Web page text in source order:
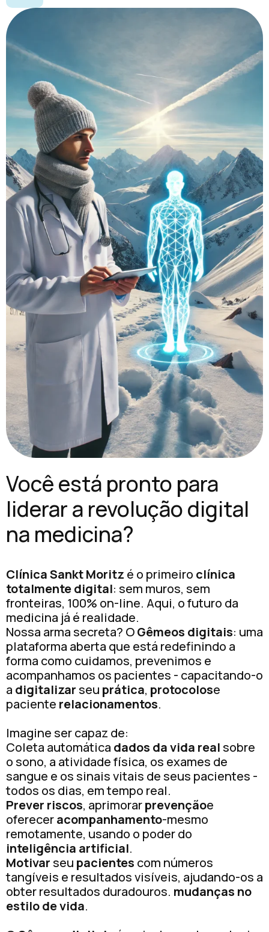
Você está pronto para
liderar a revolução digital
na medicina?
Clínica Sankt Moritz é o primeiro clínica
totalmente digital: sem muros, sem
fronteiras, 100% on-line. Aqui, o futuro da
medicina já é realidade.
Nossa arma secreta? OGêmeos digitais: uma
plataforma aberta que está redefinindo a
forma como cuidamos, prevenimos e
acompanhamos os pacientes - capacitando-o
a digitalizar seu prática, protocolose
paciente relacionamentos.
Imagine ser capaz de:
Coleta automática dados da vida real sobre
o sono, a atividade física, os exames de
sangue e os sinais vitais de seus pacientes -
todos os dias, em tempo real.
Prever riscos, aprimorarprevençãoe
ofereceracompanhamento-mesmo
remotamente, usando o poder do
inteligência artificial.
Motivar seu pacientes com números
tangíveis e resultados visíveis, ajudando-os a
obter resultados duradouros. mudanças no
estilo de vida.